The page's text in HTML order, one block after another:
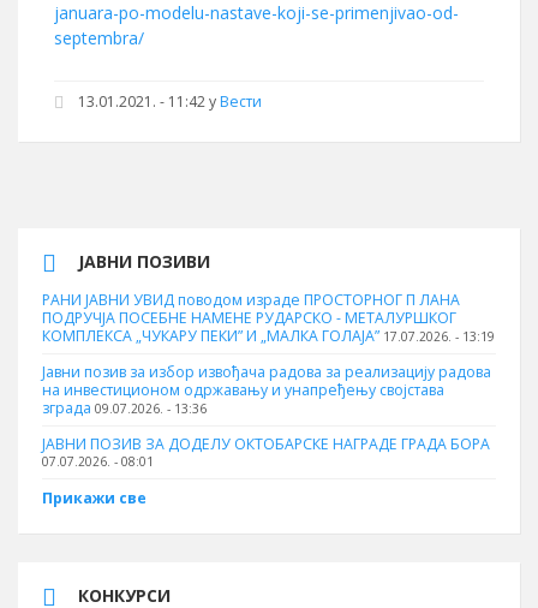
januara-po-modelu-nastave-koji-se-primenjivao-od-
septembra/
13.01.2021. - 11:42 уВести
ЈАВНИ ПОЗИВИ
РАНИ ЈАВНИ УВИД поводом израде ПРОСТОРНОГ П ЛАНА
ПОДРУЧЈА ПОСЕБНЕ НАМЕНЕ РУДАРСКО - МЕТАЛУРШКОГ
КОМПЛЕКСА „ЧУКАРУ ПЕКИ” И „МАЛКА ГОЛАЈА” 17.07.2026. - 13:19
Јавни позив за избор извођача радова за реализацију радова
на инвестиционом одржавању и унапређењу својстава
зграда 09.07.2026. - 13:36
ЈАВНИ ПОЗИВ ЗА ДОДЕЛУ ОКТOБАРСКЕ НАГРАДЕ ГРАДА БОРА
07.07.2026. - 08:01
Прикажи све
КОНКУРСИ